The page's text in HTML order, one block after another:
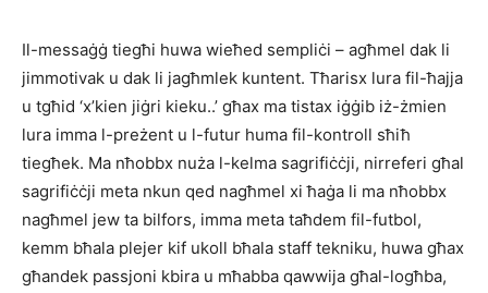
Il-messaġġ tiegħi huwa wieħed sempliċi – agħmel dak li
jimmotivak u dak li jagħmlek kuntent. Tħarisx lura fil-ħajja
u tgħid ‘x’kien jiġri kieku..’ għax ma tistax iġġib iż-żmien
lura imma l-preżent u l-futur huma fil-kontroll sħiħ
tiegħek. Ma nħobbx nuża l-kelma sagrifiċċji, nirreferi għal
sagrifiċċji meta nkun qed nagħmel xi ħaġa li ma nħobbx
nagħmel jew ta bilfors, imma meta taħdem fil-futbol,
kemm bħala plejer kif ukoll bħala staff tekniku, huwa għax
għandek passjoni kbira u mħabba qawwija għal-logħba,